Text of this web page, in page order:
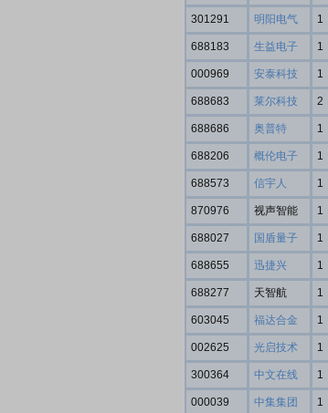
301291 明阳电气 1
688183 生益电子 1
000969 安泰科技 1
688683 莱尔科技 2
688686 奥普特 1
688206 概伦电子 1
688573 信宇人 1
870976 视声智能 1
688027 国盾量子 1
688655 迅捷兴 1
688277 天智航 1
603045 福达合金 1
002625 光启技术 1
300364 中文在线 1
000039 中集集团 1